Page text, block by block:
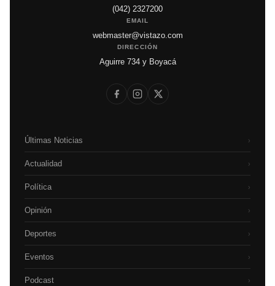
(042) 2327200
EMAIL
webmaster@vistazo.com
DIRECCIÓN
Aguirre 734 y Boyacá
Últimas Noticias ›
Actualidad ›
Política ›
Opinión ›
Deportes ›
Eventos ›
Podcast ›